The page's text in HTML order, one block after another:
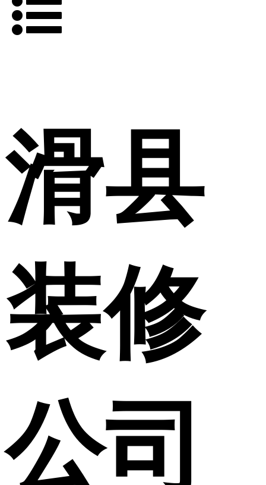
滑县
装修
公司